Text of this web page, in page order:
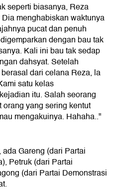
seperti biasanya, Reza
menghabiskan waktunya
pucat dan penuh
dengan bau tak
Kali ini bau tak sedap
dahsyat. Setelah
dari celana Reza, la
satu kelas
itu. Salah seorang
yang sering kentut
mengakuinya. Hahaha.."
Gareng (dari Partai
Petruk (dari Partai
(dari Partai Demonstrasi